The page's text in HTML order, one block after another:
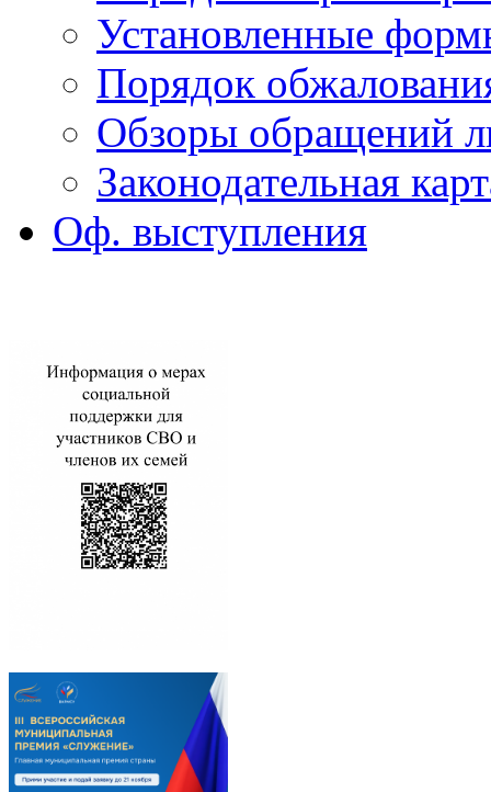
Установленные
Порядок
Обзоры обращений
Законодательная
Оф. выступления